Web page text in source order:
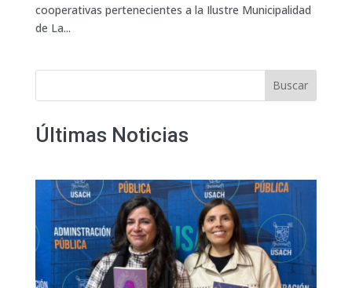
cooperativas pertenecientes a la Ilustre Municipalidad
de La...
Buscar
Últimas Noticias